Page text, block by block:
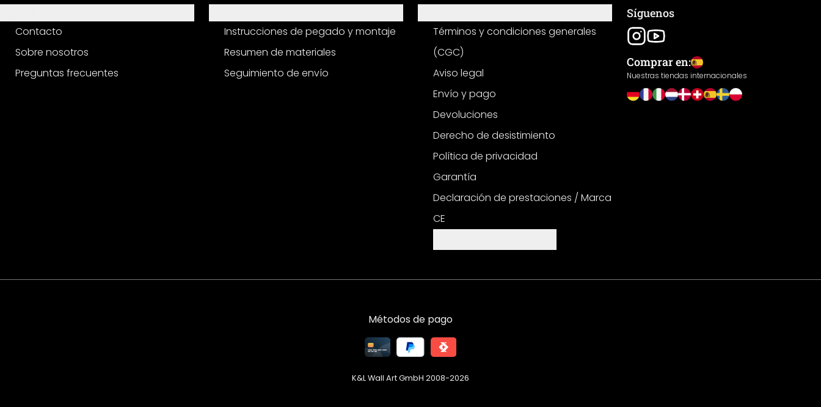
Contacto
Sobre nosotros
Preguntas frecuentes
Instrucciones de pegado y montaje
Resumen de materiales
Seguimiento de envío
Términos y condiciones generales
(CGC)
Aviso legal
Envío y pago
Devoluciones
Derecho de desistimiento
Política de privacidad
Garantía
Declaración de prestaciones / Marca
CE
Síguenos
Comprar en:
Nuestras tiendas internacionales
Métodos de pago
K&L Wall Art GmbH 2008-2026